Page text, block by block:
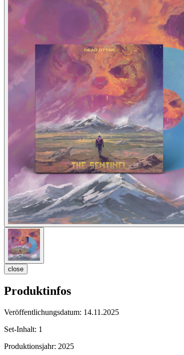
close
Produktinfos
Veröffentlichungsdatum: 14.11.2025
Set-Inhalt: 1
Produktionsjahr: 2025